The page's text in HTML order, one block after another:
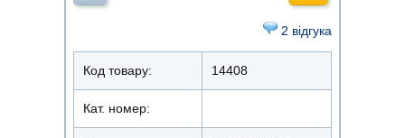
2 відгука
Код товару: 14408
Кат. номер: